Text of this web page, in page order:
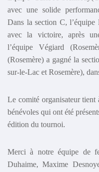
avec une solide
Dans la section C, l’équipe
avec la victoire, après
l’équipe Végiard
(Rosemère) a gagné la
sur-le-Lac et Rosemère),
Le comité organisateur
bénévoles qui ont été
édition du tournoi.
Merci à notre équipe de
Duhaime, Maxime